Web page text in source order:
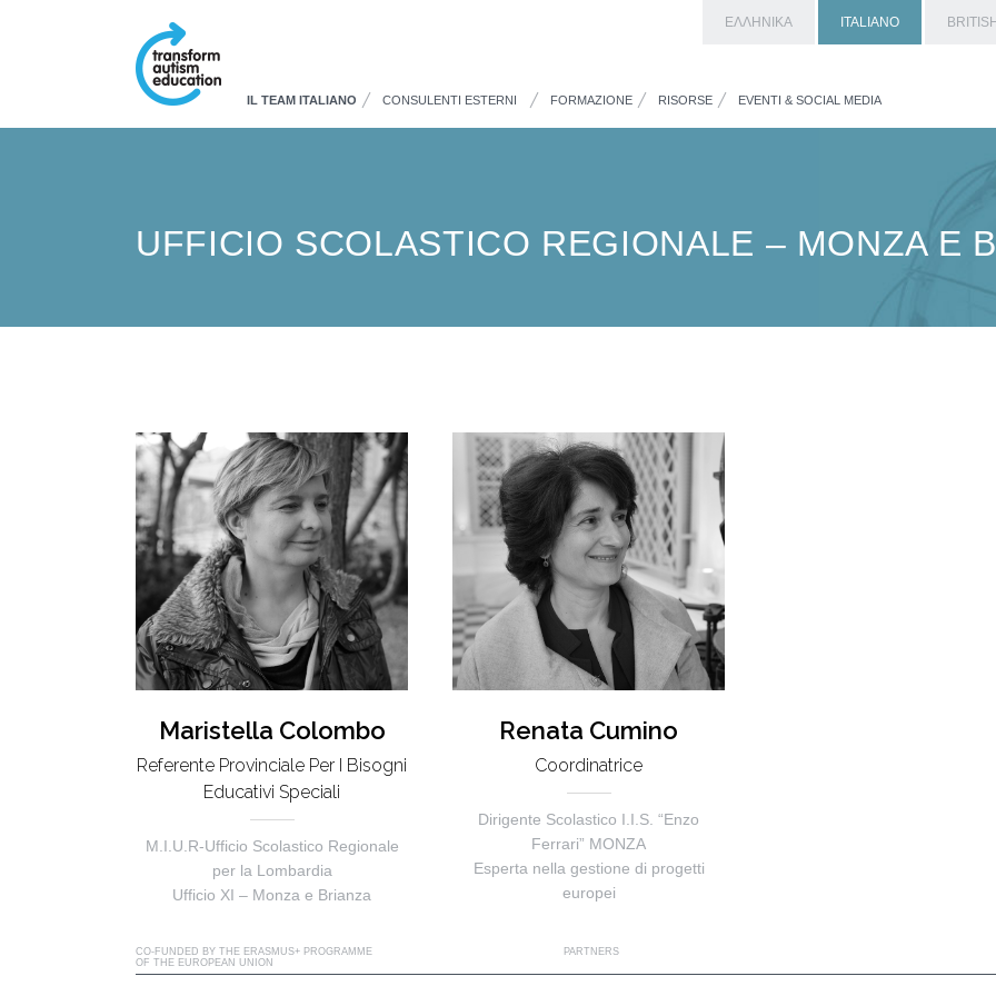
ΕΛΛΗΝΙΚΑ ITALIANO BRITISH
IL TEAM ITALIANO CONSULENTI ESTERNI FORMAZIONE RISORSE EVENTI & SOCIAL MEDIA
UFFICIO SCOLASTICO REGIONALE – MONZA E
Maristella Colombo
Referente Provinciale Per I Bisogni
Educativi Speciali
M.I.U.R-Ufficio Scolastico Regionale
per la Lombardia
Ufficio XI – Monza e Brianza
Renata Cumino
Coordinatrice
Dirigente Scolastico I.I.S. “Enzo
Ferrari” MONZA
Esperta nella gestione di progetti
europei
CO-FUNDED BY THE ERASMUS+ PROGRAMME
OF THE EUROPEAN UNION
PARTNERS